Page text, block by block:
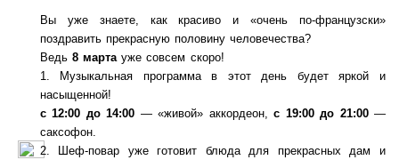
Вы уже знаете, как красиво и «очень по-французски»
поздравить прекрасную половину человечества?
Ведь8 мартауже совсем скоро!
1. Музыкальная программа в этот день будет яркой и
насыщенной!
с 12:00 до 14:00 — «живой» аккордеон,с 19:00 до 21:00—
саксофон.
2. Шеф-повар уже готовит блюда для прекрасных дам и